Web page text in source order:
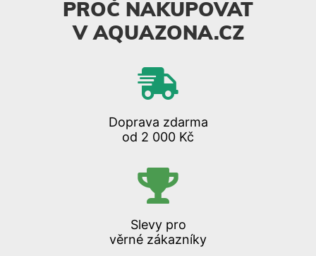
PROČ NAKUPOVAT
V AQUAZONA.CZ
Doprava zdarma
od 2 000 Kč
Slevy pro
věrné zákazníky